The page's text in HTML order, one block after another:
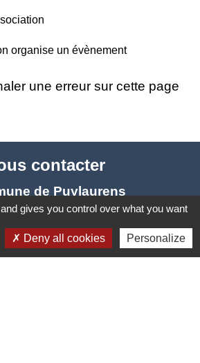
organise un évènement
une erreur sur cette page
contacter
de Puylaurens
rue de la Mairie
- FRANCE
5 63 75 00 18
gives you control over what you want
Deny all cookies Personalize